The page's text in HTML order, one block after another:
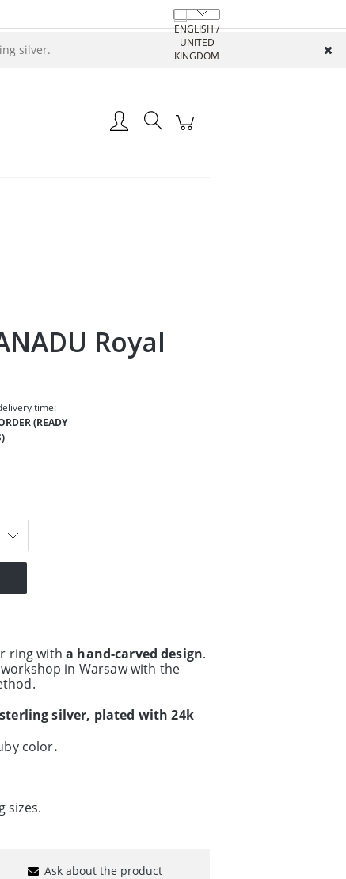
silver.
Royal
time:
(READY
ring witha hand-carved design.
in Warsaw with the
.
sterling silver, plated with 24k
color.
sizes.
Ask about the product